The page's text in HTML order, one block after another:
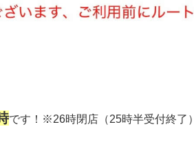
です！※26時閉店（25時半受付終了）